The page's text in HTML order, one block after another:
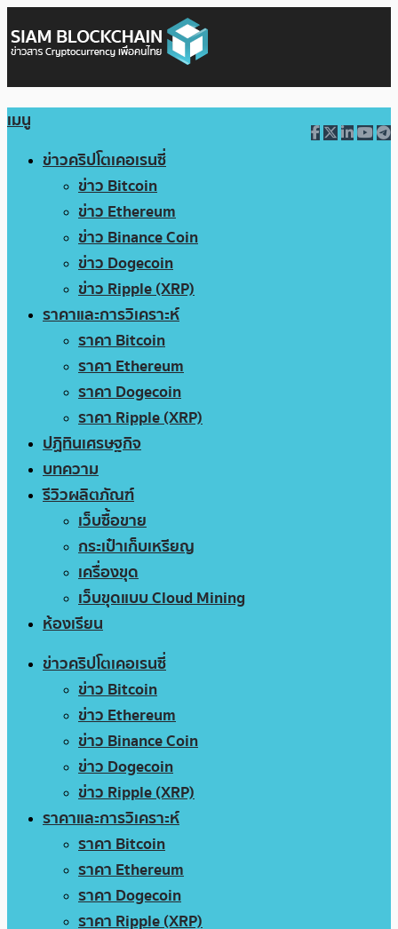
เมนู
ข่าวคริปโตเคอเรนซี่
ข่าว Bitcoin
ข่าว Ethereum
ข่าว Binance Coin
ข่าว Dogecoin
ข่าว Ripple (XRP)
ราคาและการวิเคราะห์
ราคา Bitcoin
ราคา Ethereum
ราคา Dogecoin
ราคา Ripple (XRP)
ปฏิทินเศรษฐกิจ
บทความ
รีวิวผลิตภัณฑ์
เว็บซื้อขาย
กระเป๋าเก็บเหรียญ
เครื่องขุด
เว็บขุดแบบ Cloud Mining
ห้องเรียน
ข่าวคริปโตเคอเรนซี่
ข่าว Bitcoin
ข่าว Ethereum
ข่าว Binance Coin
ข่าว Dogecoin
ข่าว Ripple (XRP)
ราคาและการวิเคราะห์
ราคา Bitcoin
ราคา Ethereum
ราคา Dogecoin
ราคา Ripple (XRP)